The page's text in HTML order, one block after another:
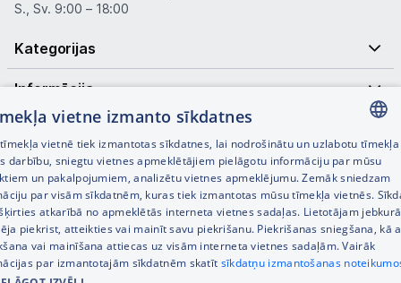
S., Sv. 9:00 – 18:00
Kategorijas
Informācija
Noderīgas saites
LATVIAN
RUSSIAN
ENGLISH
vietne izmanto sīkdatnes
vietnē tiek izmantotas sīkdatnes, lai nodrošinātu un uzlabotu tīmekļa
darbību, sniegtu vietnes apmeklētājiem pielāgotu informāciju par mūsu
un pakalpojumiem, analizētu vietnes apmeklējumu. Zemāk sniedzam
par visām sīkdatnēm, kuras tiek izmantotas mūsu tīmekļa vietnēs.
atkarībā no apmeklētās interneta vietnes sadaļas. Lietotājam
piekrist, atteikties vai mainīt savu piekrišanu. Piekrišanas sniegšana, kā
vai mainīšana attiecas uz visām interneta vietnes sadaļām. Vairāk
par izmantotajām sīkdatnēm skatīt sīkdatņu izmantošanas